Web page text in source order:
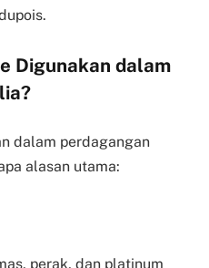
Digunakan dalam
dalam perdagangan
alasan utama:
perak, dan platinum